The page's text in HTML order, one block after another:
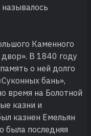
Каменного
В 1840 году
о ней долго
бань»,
время на Болотной
казни и
казнен Емельян
была последняя